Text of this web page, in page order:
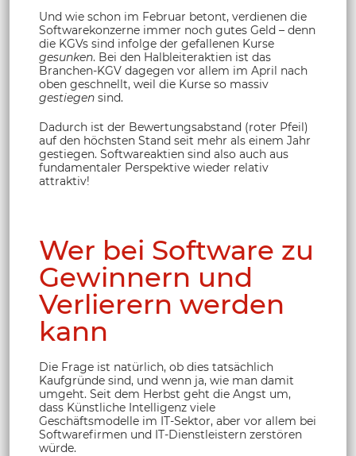
Und wie schon im Februar betont, verdienen die
Softwarekonzerne immer noch gutes Geld – denn
die KGVs sind infolge der gefallenen Kurse
gesunken. Bei den Halbleiteraktien ist das
Branchen-KGV dagegen vor allem im April nach
oben geschnellt, weil die Kurse so massiv
gestiegen sind.
Dadurch ist der Bewertungsabstand (roter Pfeil)
auf den höchsten Stand seit mehr als einem Jahr
gestiegen. Softwareaktien sind also auch aus
fundamentaler Perspektive wieder relativ
attraktiv!
Wer bei Software zu
Gewinnern und
Verlierern werden
kann
Die Frage ist natürlich, ob dies tatsächlich
Kaufgründe sind, und wenn ja, wie man damit
umgeht. Seit dem Herbst geht die Angst um,
dass Künstliche Intelligenz viele
Geschäftsmodelle im IT-Sektor, aber vor allem bei
Softwarefirmen und IT-Dienstleistern zerstören
würde.